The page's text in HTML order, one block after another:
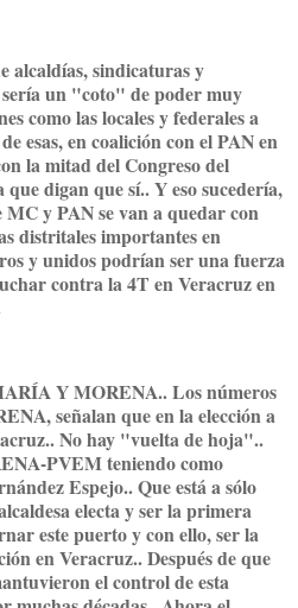
alcaldías, sindicaturas y
un "coto" de poder muy
como las locales y federales a
esas, en coalición con el PAN en
la mitad del Congreso del
digan que sí.. Y eso sucedería,
y PAN se van a quedar con
distritales importantes en
y unidos podrían ser una fuerza
contra la 4T en Veracruz en
Y MORENA.. Los números
señalan que en la elección a
No hay "vuelta de hoja"..
PVEM teniendo como
Espejo.. Que está a sólo
electa y ser la primera
este puerto y con ello, ser la
en Veracruz.. Después de que
el control de esta